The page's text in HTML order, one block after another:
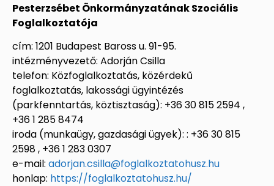
Pesterzsébet Önkormányzatának Szociális
Foglalkoztatója
cím: 1201 Budapest Baross u. 91-95.
intézményvezető: Adorján Csilla
telefon: Közfoglalkoztatás, közérdekű
foglalkoztatás, lakossági ügyintézés
(parkfenntartás, köztisztaság): +36 30 815 2594 ,
+36 1 285 8474
iroda (munkaügy, gazdasági ügyek): : +36 30 815
2598 , +36 1 283 0307
e-mail: adorjan.csilla@foglalkoztatohusz.hu
honlap: https://foglalkoztatohusz.hu/